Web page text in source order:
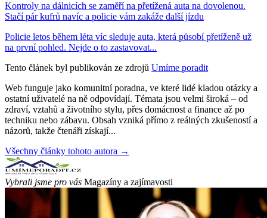
Kontroly na dálnicích se zaměří na přetížená auta na dovolenou.
Stačí pár kufrů navíc a policie vám zakáže další jízdu
Policie letos během léta víc sleduje auta, která působí přetíženě už
na první pohled. Nejde o to zastavovat...
Tento článek byl publikován ze zdrojů Umíme poradit
Web funguje jako komunitní poradna, ve které lidé kladou otázky a
ostatní uživatelé na ně odpovídají. Témata jsou velmi široká – od
zdraví, vztahů a životního stylu, přes domácnost a finance až po
techniku nebo zábavu. Obsah vzniká přímo z reálných zkušeností a
názorů, takže čtenáři získají...
Všechny články tohoto autora →
Vybrali jsme pro vás Magazíny a zajímavosti